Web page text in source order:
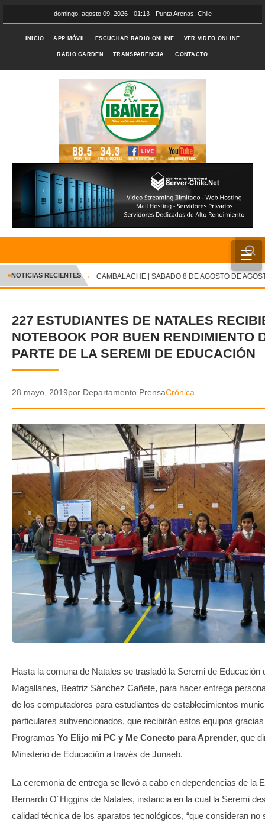
domingo, agosto 09, 2026 - 01:13 - Punta Arenas, Chile
INICIO APP MÓVIL ESCUCHAR RADIO ONLINE VER VIDEO ONLINE
RADIO GARDEN TRANSPARENCIA. CONTACTO
☰
INICIO
CRÓNICA
DEPORTES
ENTRETENIMIENTO Y CULTURA
AUDIOS
VIDEOS
GALERIA DE FOTOS
APP MÓVIL
TRANSPARENCIA
✕
●NOTICIAS RECIENTES CAMBALACHE | SABADO 8 DE AGOSTO DE
227 ESTUDIANTES DE NATALES
NOTEBOOK POR BUEN RENDIMIENTO
PARTE DE LA SEREMI DE EDUCACIÓN
28 mayo, 2019por Departamento PrensaCrónica
Hasta la comuna de Natales se trasladó la Seremi de Educación
Magallanes, Beatriz Sánchez Cañete, para hacer entrega
de los computadores para estudiantes de establecimientos
particulares subvencionados, que recibirán estos equipos
Programas Yo Elijo mi PC y Me Conecto para Aprender, que
Ministerio de Educación a través de Junaeb.
La ceremonia de entrega se llevó a cabo en dependencias de la
Bernardo O´Higgins de Natales, instancia en la cual la Seremi
calidad técnica de los aparatos tecnológicos, “que consideran no